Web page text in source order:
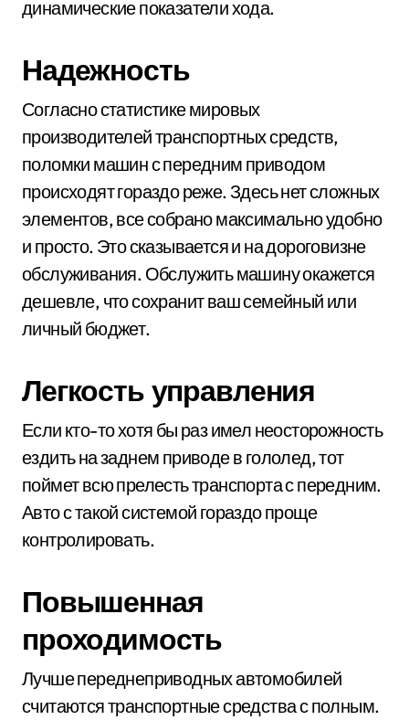
динамические показатели хода.
Надежность
Согласно статистике мировых
производителей транспортных средств,
поломки машин с передним приводом
происходят гораздо реже. Здесь нет сложных
элементов, все собрано максимально удобно
и просто. Это сказывается и на дороговизне
обслуживания. Обслужить машину окажется
дешевле, что сохранит ваш семейный или
личный бюджет.
Легкость управления
Если кто-то хотя бы раз имел неосторожность
ездить на заднем приводе в гололед, тот
поймет всю прелесть транспорта с передним.
Авто с такой системой гораздо проще
контролировать.
Повышенная
проходимость
Лучше переднеприводных автомобилей
считаются транспортные средства с полным.